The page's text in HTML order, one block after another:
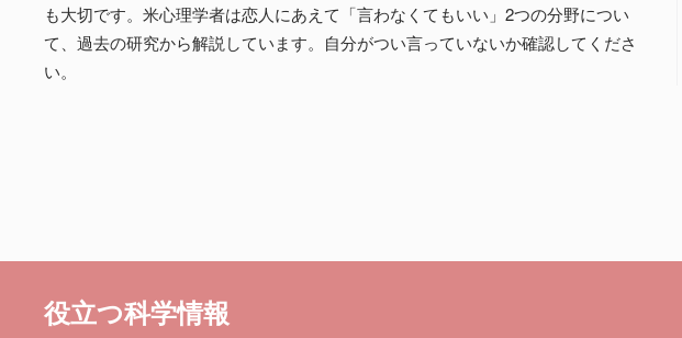
も大切です。米心理学者は恋人にあえて「言わなくてもいい」2つの分野につい
て、過去の研究から解説しています。自分がつい言っていないか確認してくださ
い。
役立つ科学情報